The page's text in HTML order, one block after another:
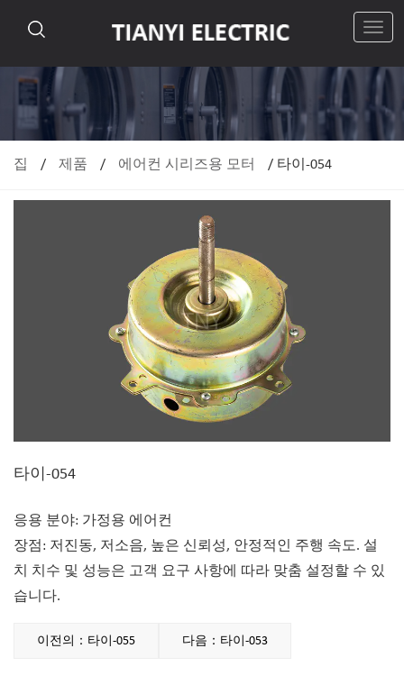
탐
전
집 / 제품 / 에어컨 시리즈용 모터 / 타이-054
타이-054
응용 분야: 가정용 에어컨
장점: 저진동, 저소음, 높은 신뢰성, 안정적인 주행 속도. 설
치 치수 및 성능은 고객 요구 사항에 따라 맞춤 설정할 수 있
습니다.
이전의：타이-055 다음：타이-053